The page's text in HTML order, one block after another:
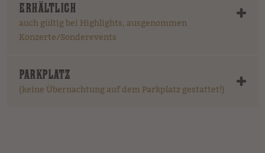
ERHÄLTLICH
auch gültig bei Highlights, ausgenommen
Konzerte/Sonderevents
PARKPLATZ
(keine Übernachtung auf dem Parkplatz gestattet!)